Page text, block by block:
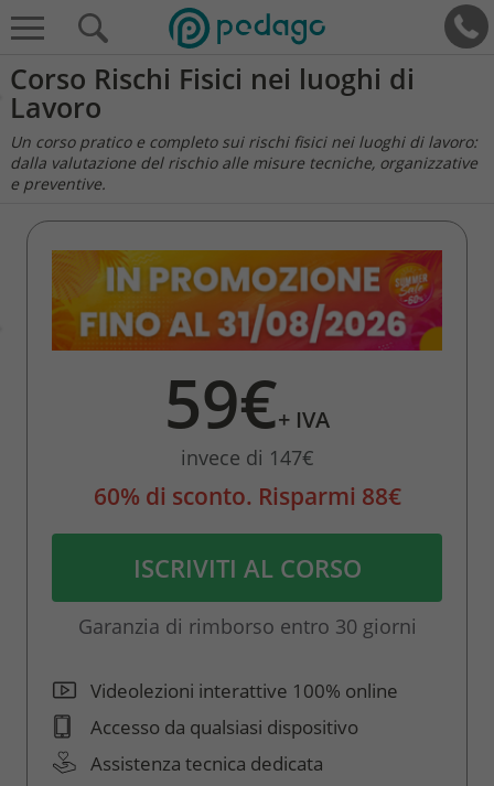
Corso Rischi Fisici nei luoghi di
Lavoro
Un corso pratico e completo sui rischi fisici nei luoghi di lavoro:
dalla valutazione del rischio alle misure tecniche, organizzative
e preventive.
59€+ IVA
invece di 147€
60% di sconto. Risparmi 88€
ISCRIVITI AL CORSO
Garanzia di rimborso entro 30 giorni
Videolezioni interattive 100% online
Accesso da qualsiasi dispositivo
Assistenza tecnica dedicata